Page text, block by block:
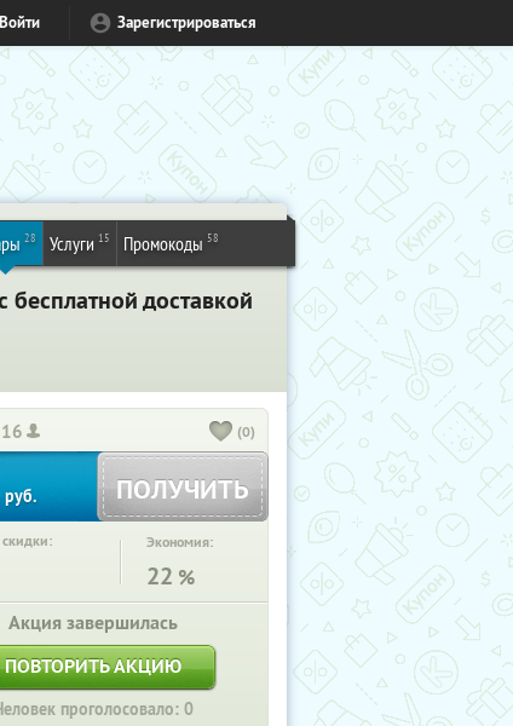
Войти Зарегистрироваться
28 Услуги 15 Промокоды 58
доставкой
16 (0)
руб. ПОЛУЧИТЬ
Экономия:
22 %
Акция завершилась
ПОВТОРИТЬ АКЦИЮ
проголосовало: 0